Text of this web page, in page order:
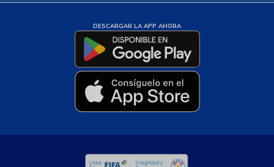
DESCARGAR LA APP AHORA